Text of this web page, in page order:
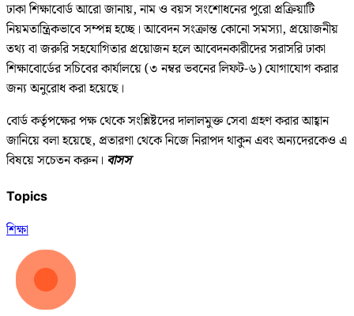
ঢাকা শিক্ষাবোর্ড আরো জানায়, নাম ও বয়স সংশোধনের পুরো প্রক্রিয়াটি
নিয়মতান্ত্রিকভাবে সম্পন্ন হচ্ছে। আবেদন সংক্রান্ত কোনো সমস্যা, প্রয়োজনীয়
তথ্য বা জরুরি সহযোগিতার প্রয়োজন হলে আবেদনকারীদের সরাসরি ঢাকা
শিক্ষাবোর্ডের সচিবের কার্যালয়ে (৩ নম্বর ভবনের লিফট-৬) যোগাযোগ করার
জন্য অনুরোধ করা হয়েছে।
বোর্ড কর্তৃপক্ষের পক্ষ থেকে সংশ্লিষ্টদের দালালমুক্ত সেবা গ্রহণ করার আহ্বান
জানিয়ে বলা হয়েছে, প্রতারণা থেকে নিজে নিরাপদ থাকুন এবং অন্যদেরকেও এ
বিষয়ে সচেতন করুন। বাসস
Topics
শিক্ষা